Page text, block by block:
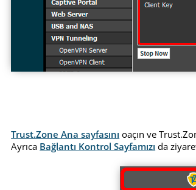
Trust.Zone Ana sayfasını oaçın ve
Ayrıca Bağlantı Kontrol Sayfamızı da